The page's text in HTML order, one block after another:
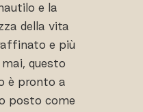
e la
della vita
e più
questo
è pronto a
posto come